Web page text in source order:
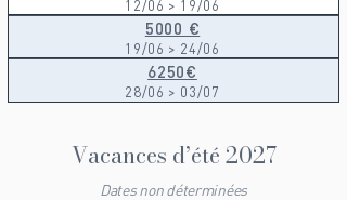
12/06 > 19/06
5000 €
19/06 > 24/06
6250€
28/06 > 03/07
Vacances d’été 2027
Dates non déterminées